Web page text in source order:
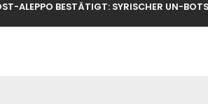
ALEPPO BESTÄTIGT: SYRISCHER UN-